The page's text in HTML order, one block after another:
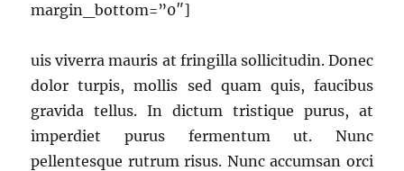
margin_bottom=”0″]
uis viverra mauris at fringilla sollicitudin. Donec
dolor turpis, mollis sed quam quis, faucibus
gravida tellus. In dictum tristique purus, at
imperdiet purus fermentum ut. Nunc
pellentesque rutrum risus. Nunc accumsan orci